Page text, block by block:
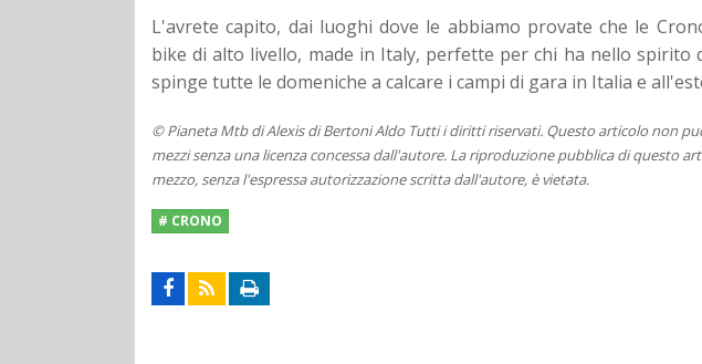
L'avrete capito, dai luoghi dove le abbiamo provate che le
bike di alto livello, made in Italy, perfette per chi ha nello
spinge tutte le domeniche a calcare i campi di gara in Italia e
© Pianeta Mtb di Alexis di Bertoni Aldo Tutti i diritti riservati. Questo articolo non
mezzi senza una licenza concessa dall'autore. La riproduzione pubblica di questo
mezzo, senza l'espressa autorizzazione scritta dall'autore, è vietata.
# CRONO